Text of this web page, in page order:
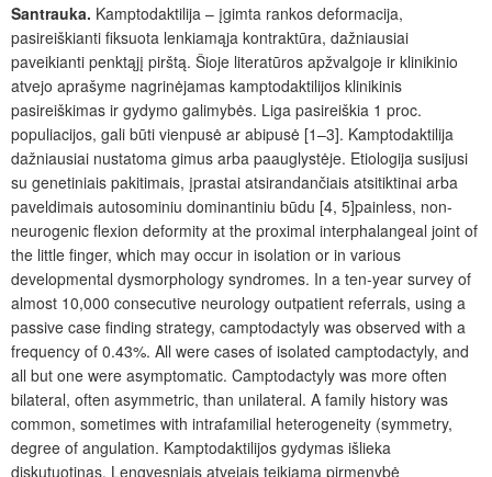
Santrauka. Kamptodaktilija – įgimta rankos deformacija,
pasireiškianti fiksuota lenkiamąja kontraktūra, dažniausiai
paveikianti penktąjį pirštą. Šioje literatūros apžvalgoje ir klinikinio
atvejo aprašyme nagrinėjamas kamptodaktilijos klinikinis
pasireiškimas ir gydymo galimybės. Liga pasireiškia 1 proc.
populiacijos, gali būti vienpusė ar abipusė [1–3]. Kamptodaktilija
dažniausiai nustatoma gimus arba paauglystėje. Etiologija susijusi
su genetiniais pakitimais, įprastai atsirandančiais atsitiktinai arba
paveldimais autosominiu dominantiniu būdu [4, 5]painless, non-
neurogenic ﬂexion deformity at the proximal interphalangeal joint of
the little ﬁnger, which may occur in isolation or in various
developmental dysmorphology syndromes. In a ten-year survey of
almost 10,000 consecutive neurology outpatient referrals, using a
passive case ﬁnding strategy, camptodactyly was observed with a
frequency of 0.43%. All were cases of isolated camptodactyly, and
all but one were asymptomatic. Camptodactyly was more often
bilateral, often asymmetric, than unilateral. A family history was
common, sometimes with intrafamilial heterogeneity (symmetry,
degree of angulation. Kamptodaktilijos gydymas išlieka
diskutuotinas. Lengvesniais atvejais teikiama pirmenybė